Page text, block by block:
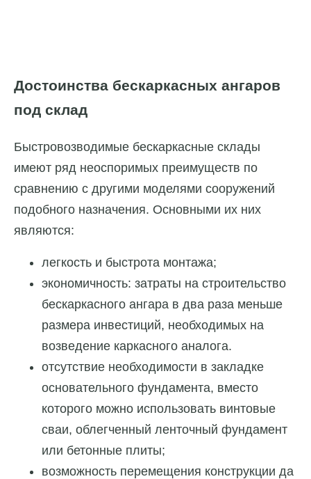
Достоинства бескаркасных ангаров
под склад
Быстровозводимые бескаркасные склады
имеют ряд неоспоримых преимуществ по
сравнению с другими моделями сооружений
подобного назначения. Основными их них
являются:
легкость и быстрота монтажа;
экономичность: затраты на строительство
бескаркасного ангара в два раза меньше
размера инвестиций, необходимых на
возведение каркасного аналога.
отсутствие необходимости в закладке
основательного фундамента, вместо
которого можно использовать винтовые
сваи, облегченный ленточный фундамент
или бетонные плиты;
возможность перемещения конструкции да